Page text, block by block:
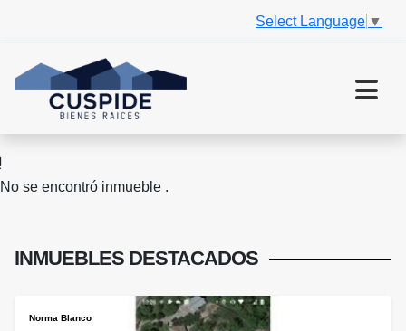
Select Language ▼
No se encontró inmueble .
INMUEBLES DESTACADOS
Norma Blanco